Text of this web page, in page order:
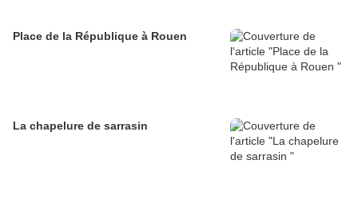
Place de la République à Rouen
La chapelure de sarrasin